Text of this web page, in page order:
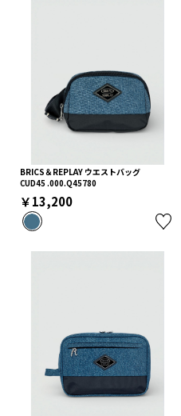
BRICS＆REPLAY ウエストバッグ
CUD45 .000.Q45780
￥13,200